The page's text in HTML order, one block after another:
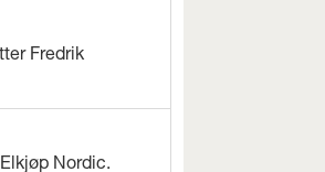
Fredrik
Nordic.